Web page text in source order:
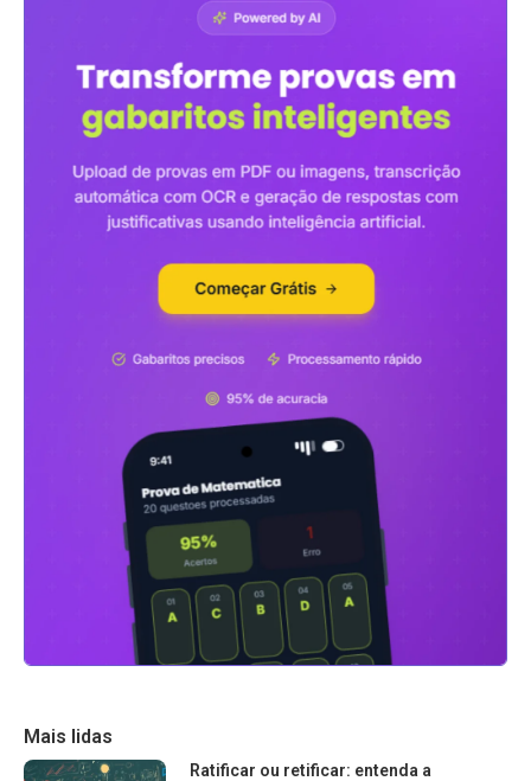
Mais lidas
Ratificar ou retificar: entenda a